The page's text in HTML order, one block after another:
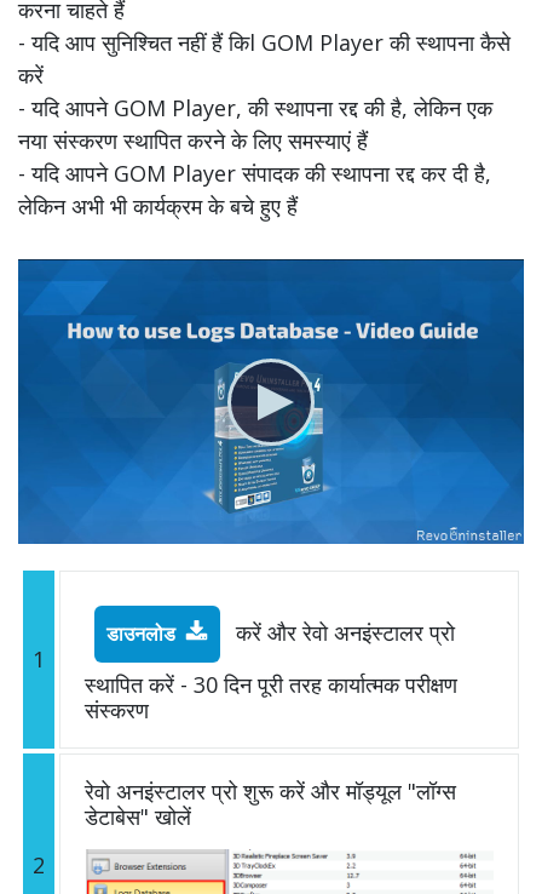
करना चाहते हैं
- यदि आप सुनिश्चित नहीं हैं किl GOM Player की स्थापना कैसे
करें
- यदि आपने GOM Player, की स्थापना रद्द की है, लेकिन एक
नया संस्करण स्थापित करने के लिए समस्याएं हैं
- यदि आपने GOM Player संपादक की स्थापना रद्द कर दी है,
लेकिन अभी भी कार्यक्रम के बचे हुए हैं
1
डाउनलोड
करें और रेवो अनइंस्टालर प्रो
स्थापित करें - 30 दिन पूरी तरह कार्यात्मक परीक्षण
संस्करण
2
रेवो अनइंस्टालर प्रो शुरू करें और मॉड्यूल "लॉग्स
डेटाबेस" खोलें